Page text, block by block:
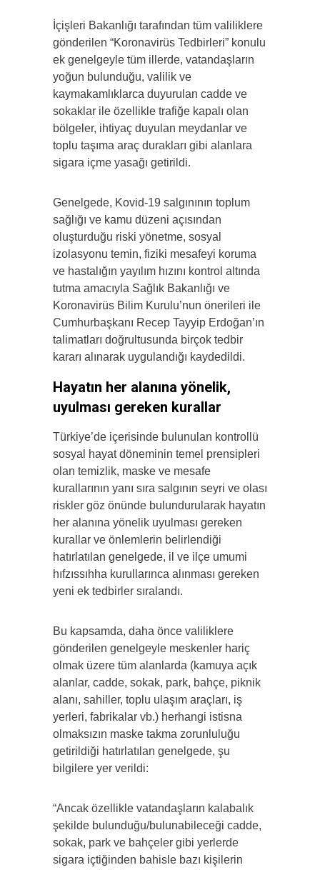
İçişleri Bakanlığı tarafından tüm valiliklere
gönderilen “Koronavirüs Tedbirleri” konulu
ek genelgeyle tüm illerde, vatandaşların
yoğun bulunduğu, valilik ve
kaymakamlıklarca duyurulan cadde ve
sokaklar ile özellikle trafiğe kapalı olan
bölgeler, ihtiyaç duyulan meydanlar ve
toplu taşıma araç durakları gibi alanlara
sigara içme yasağı getirildi.
Genelgede, Kovid-19 salgınının toplum
sağlığı ve kamu düzeni açısından
oluşturduğu riski yönetme, sosyal
izolasyonu temin, fiziki mesafeyi koruma
ve hastalığın yayılım hızını kontrol altında
tutma amacıyla Sağlık Bakanlığı ve
Koronavirüs Bilim Kurulu’nun önerileri ile
Cumhurbaşkanı Recep Tayyip Erdoğan’ın
talimatları doğrultusunda birçok tedbir
kararı alınarak uygulandığı kaydedildi.
Hayatın her alanına yönelik,
uyulması gereken kurallar
Türkiye’de içerisinde bulunulan kontrollü
sosyal hayat döneminin temel prensipleri
olan temizlik, maske ve mesafe
kurallarının yanı sıra salgının seyri ve olası
riskler göz önünde bulundurularak hayatın
her alanına yönelik uyulması gereken
kurallar ve önlemlerin belirlendiği
hatırlatılan genelgede, il ve ilçe umumi
hıfzıssıhha kurullarınca alınması gereken
yeni ek tedbirler sıralandı.
Bu kapsamda, daha önce valiliklere
gönderilen genelgeyle meskenler hariç
olmak üzere tüm alanlarda (kamuya açık
alanlar, cadde, sokak, park, bahçe, piknik
alanı, sahiller, toplu ulaşım araçları, iş
yerleri, fabrikalar vb.) herhangi istisna
olmaksızın maske takma zorunluluğu
getirildiği hatırlatılan genelgede, şu
bilgilere yer verildi:
“Ancak özellikle vatandaşların kalabalık
şekilde bulunduğu/bulunabileceği cadde,
sokak, park ve bahçeler gibi yerlerde
sigara içtiğinden bahisle bazı kişilerin